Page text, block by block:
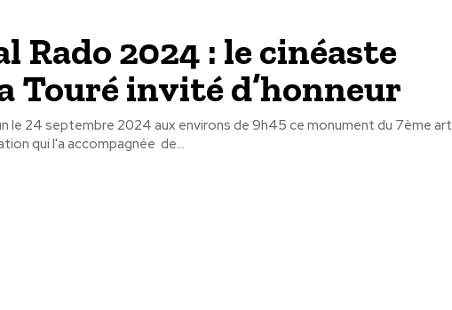
Rado 2024 : le cinéaste
Touré invité d’honneur
le 24 septembre 2024 aux environs de 9h45 ce monument du 7ème art
qui l'a accompagnée de...